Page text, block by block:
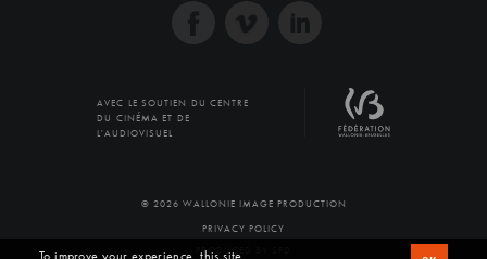
AVEC LE SOUTIEN DU CENTRE
DU CINÉMA ET DE
L'AUDIOVISUEL
© 2026 WALLONIE IMAGE PRODUCTION
PRIVACY POLICY
PRODUCED BY SFD
To improve your experience, this site